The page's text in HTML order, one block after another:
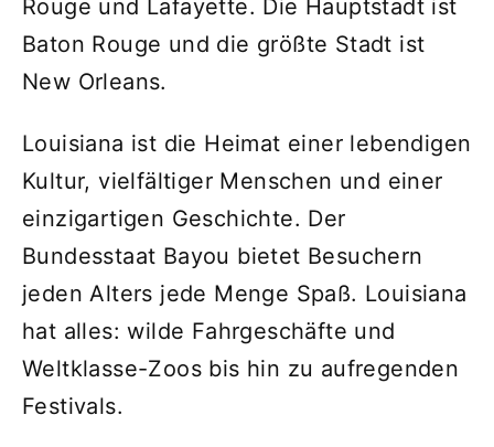
Rouge und Lafayette. Die Hauptstadt ist
Baton Rouge und die größte Stadt ist
New Orleans.
Louisiana ist die Heimat einer lebendigen
Kultur, vielfältiger Menschen und einer
einzigartigen Geschichte. Der
Bundesstaat Bayou bietet Besuchern
jeden Alters jede Menge Spaß. Louisiana
hat alles: wilde Fahrgeschäfte und
Weltklasse-Zoos bis hin zu aufregenden
Festivals.